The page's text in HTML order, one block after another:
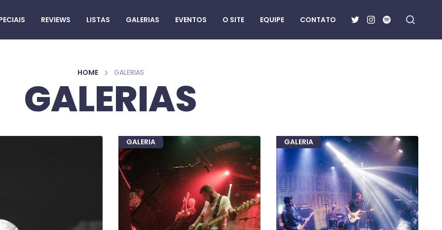
REVIEWS LISTAS GALERIAS EVENTOS O SITE EQUIPE CONTATO
HOME GALERIAS
GALERIAS
GALERIA GALERIA